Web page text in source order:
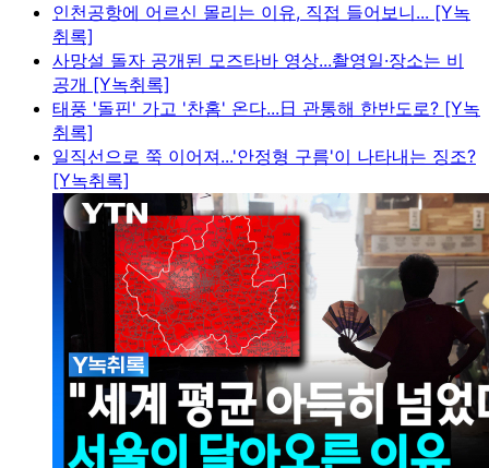
인천공항에 어르신 몰리는 이유, 직접 들어보니... [Y녹
취록]
사망설 돌자 공개된 모즈타바 영상...촬영일·장소는 비
공개 [Y녹취록]
태풍 '돌핀' 가고 '찬홈' 온다...日 관통해 한반도로? [Y녹
취록]
일직선으로 쭉 이어져...'안정형 구름'이 나타내는 징조?
[Y녹취록]